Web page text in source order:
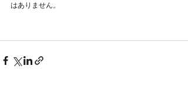
はありません。